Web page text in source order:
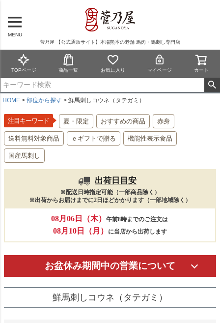
MENU
菅乃屋 【公式通販サイト】本場熊本の老舗 馬肉・馬刺し専門店
TOPページ 商品一覧 お気に入り マイページ カート
HOME 部位から探す 鮮馬刺しコウネ（タテガミ）
注目キーワード 夏・限定 おすすめの商品 赤身
送料無料対象商品 ｅギフトで贈る 機能性表示食品
国産馬刺し
出荷日目安
※配送日時指定可能（一部商品除く）
※出荷からお届けまでに2日ほどかかります（一部地域除く）
08月06日（木） 午前8時までのご注文は
08月10日（月） に当店から出荷します
お盆休み期間中の営業について
鮮馬刺しコウネ（タテガミ）